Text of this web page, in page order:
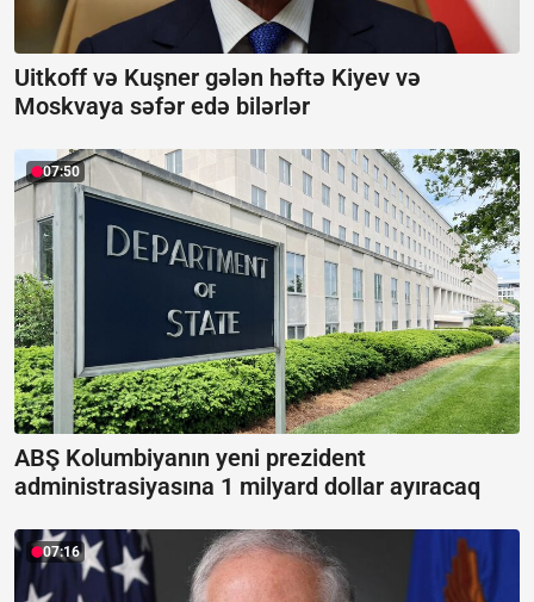
Uitkoff və Kuşner gələn həftə Kiyev və
Moskvaya səfər edə bilərlər
07:50
ABŞ Kolumbiyanın yeni prezident
administrasiyasına 1 milyard dollar ayıracaq
07:16